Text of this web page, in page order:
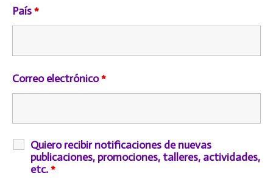
País*
Correo electrónico*
Quiero recibir notificaciones de nuevas
publicaciones, promociones, talleres, actividades,
etc.*